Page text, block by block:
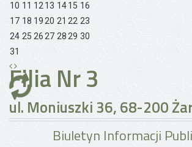
Filia Nr 3
ul. Moniuszki 36, 68-200
10 11 1213 1415 16
17 18 1920 21 22 23
24 25 2627 2829 30
31
Biuletyn Informacji